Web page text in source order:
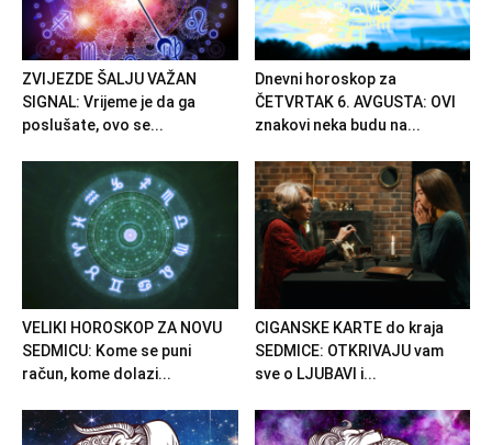
ZVIJEZDE ŠALJU VAŽAN
SIGNAL: Vrijeme je da ga
poslušate, ovo se...
Dnevni horoskop za
ČETVRTAK 6. AVGUSTA: OVI
znakovi neka budu na...
VELIKI HOROSKOP ZA NOVU
SEDMICU: Kome se puni
račun, kome dolazi...
CIGANSKE KARTE do kraja
SEDMICE: OTKRIVAJU vam
sve o LJUBAVI i...